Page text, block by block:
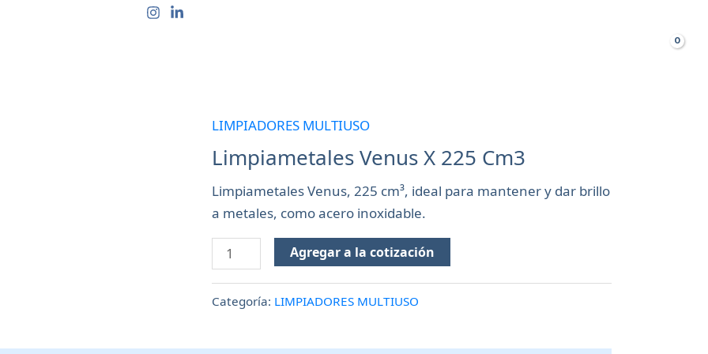
LIMPIADORES MULTIUSO
Limpiametales Venus X 225 Cm3
Limpiametales Venus, 225 cm³, ideal para mantener y dar brillo
a metales, como acero inoxidable.
Limpiametales
Venus
225
Cm3
cantidad
Agregar a la cotización
Categoría: LIMPIADORES MULTIUSO